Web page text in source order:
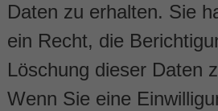
Daten zu erhalten. Sie
ein Recht, die
Löschung dieser Daten
Wenn Sie eine